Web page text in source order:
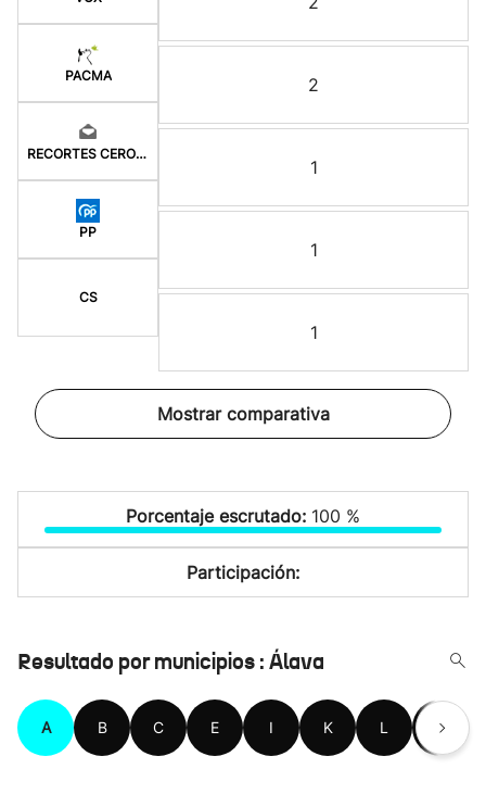
PACMA
RECORTES CERO-GV
PP
CS
2
1
1
1
Mostrar comparativa
Porcentaje escrutado: 100 %
Participación:
Resultado por municipios : Álava
A B C E I K L M